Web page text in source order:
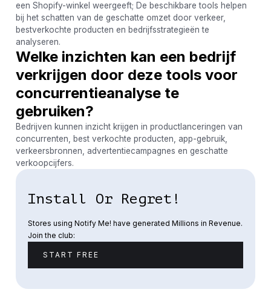
een Shopify-winkel weergeeft; De beschikbare tools helpen
bij het schatten van de geschatte omzet door verkeer,
bestverkochte producten en bedrijfsstrategieën te
analyseren.
Welke inzichten kan een bedrijf
verkrijgen door deze tools voor
concurrentieanalyse te
gebruiken?
Bedrijven kunnen inzicht krijgen in productlanceringen van
concurrenten, best verkochte producten, app-gebruik,
verkeersbronnen, advertentiecampagnes en geschatte
verkoopcijfers.
Install Or Regret!
Stores using Notify Me! have generated Millions in Revenue.
Join the club:
START FREE